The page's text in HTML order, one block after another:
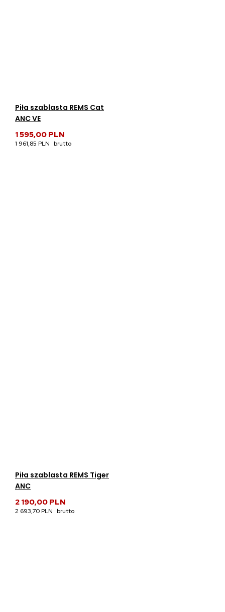
Piła szablasta REMS Cat
ANC VE
1 595,00 PLN
1 961,85 PLN
Piła szablasta REMS Tiger
ANC
2 190,00 PLN
2 693,70 PLN